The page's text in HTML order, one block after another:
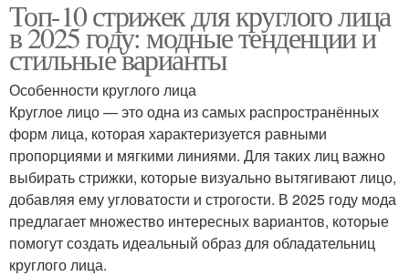
Топ-10 стрижек для круглого лица
в 2025 году: модные тенденции и
стильные варианты
Особенности круглого лица
Круглое лицо — это одна из самых распространённых
форм лица, которая характеризуется равными
пропорциями и мягкими линиями. Для таких лиц важно
выбирать стрижки, которые визуально вытягивают лицо,
добавляя ему угловатости и строгости. В 2025 году мода
предлагает множество интересных вариантов, которые
помогут создать идеальный образ для обладательниц
круглого лица.